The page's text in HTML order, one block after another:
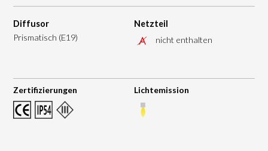
Diffusor
Prismatisch (E19)
Netzteil
nicht enthalten
Zertifizierungen Lichtemission